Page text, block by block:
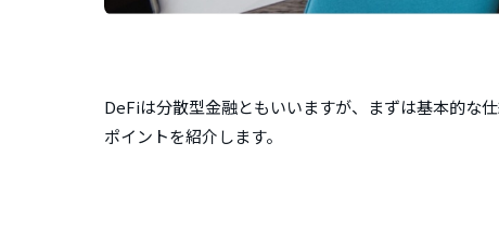
DeFiは分散型金融ともいいますが、まずは基本的な
ポイントを紹介します。